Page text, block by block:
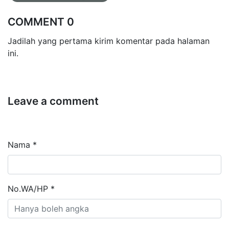
COMMENT 0
Jadilah yang pertama kirim komentar pada halaman
ini.
Leave a comment
Nama *
No.WA/HP *